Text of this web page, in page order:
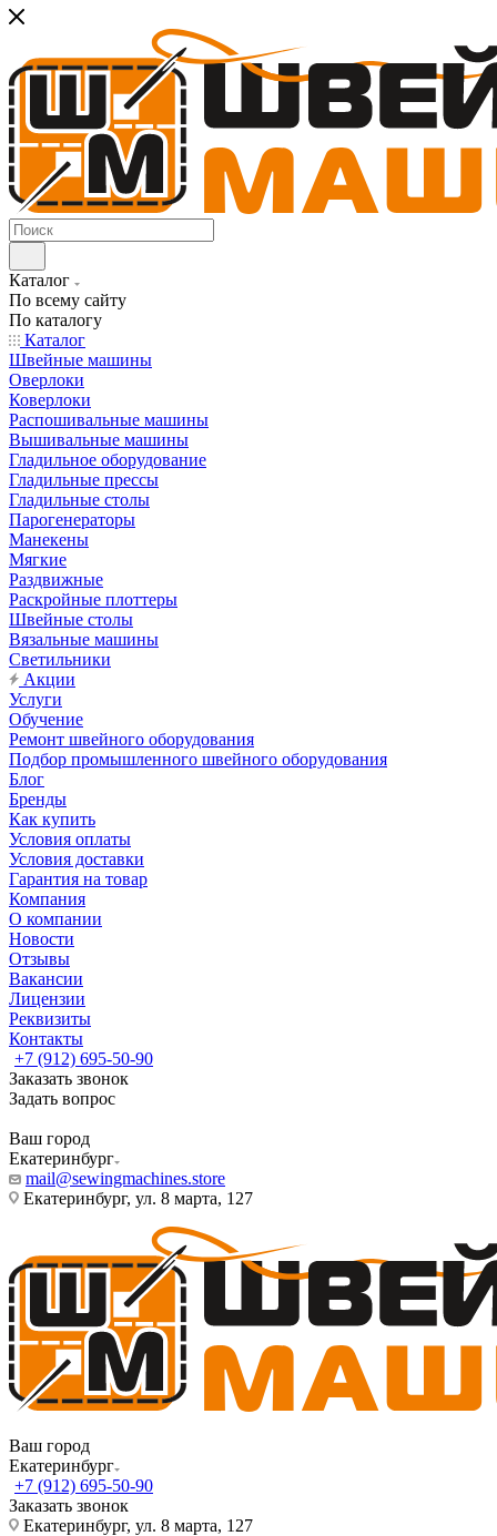
Каталог
По всему сайту
По каталогу
Каталог
Швейные машины
Оверлоки
Коверлоки
Распошивальные машины
Вышивальные машины
Гладильное оборудование
Гладильные прессы
Гладильные столы
Парогенераторы
Манекены
Мягкие
Раздвижные
Раскройные плоттеры
Швейные столы
Вязальные машины
Светильники
Акции
Услуги
Обучение
Ремонт швейного оборудования
Подбор промышленного швейного оборудования
Блог
Бренды
Как купить
Условия оплаты
Условия доставки
Гарантия на товар
Компания
О компании
Новости
Отзывы
Вакансии
Лицензии
Реквизиты
Контакты
+7 (912) 695-50-90
Заказать звонок
Задать вопрос
Ваш город
Екатеринбург
mail@sewingmachines.store
Екатеринбург, ул. 8 марта, 127
Ваш город
Екатеринбург
+7 (912) 695-50-90
Заказать звонок
Екатеринбург, ул. 8 марта, 127